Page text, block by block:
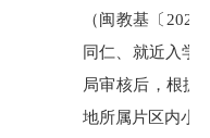
（闽教基〔
同仁、就近入学
局审核后，根据
地所属片区内小